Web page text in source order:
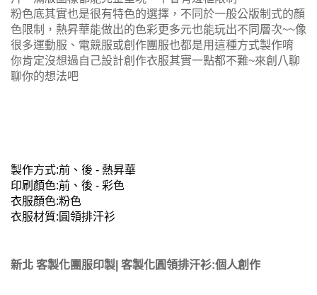
粉色底其實也是很有特色的選擇，不同於一般公版制式的顏
色限制，熱昇華能做出的色彩更多元也能玩出不同層次~~像
很多運動服、電競服或創作團服也都是用這種方式製作唷
你肯定沒想過自己設計創作衣服其實一點都不難~來創八聊
聊你的想法吧
製作方式:前、後 - 熱昇華
印刷顏色:前、後 - 彩色
衣服顏色:粉色
衣服材質:圓領排汗衫
新北 客製化團服印製| 客製化圓領排汗衫:個人創作